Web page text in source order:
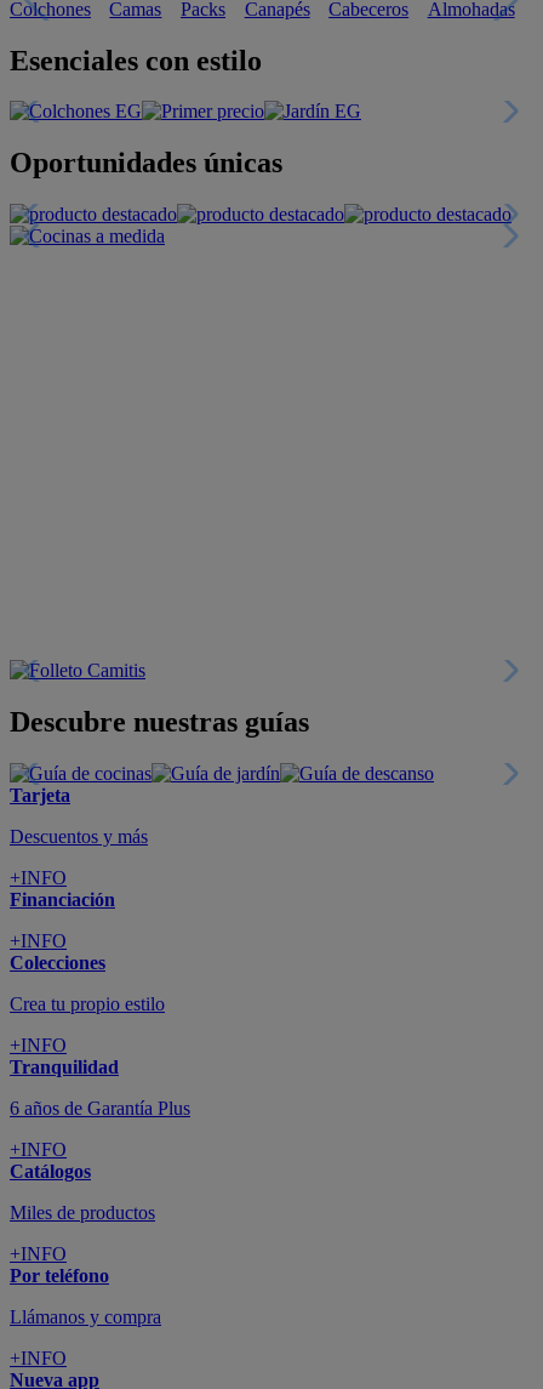
Esenciales con estilo
Oportunidades únicas
Descubre nuestras guías
Tarjeta
Descuentos y más
+INFO
Financiación
+INFO
Colecciones
Crea tu propio estilo
+INFO
Tranquilidad
6 años de Garantía Plus
+INFO
Catálogos
Miles de productos
+INFO
Por teléfono
Llámanos y compra
+INFO
Nueva app